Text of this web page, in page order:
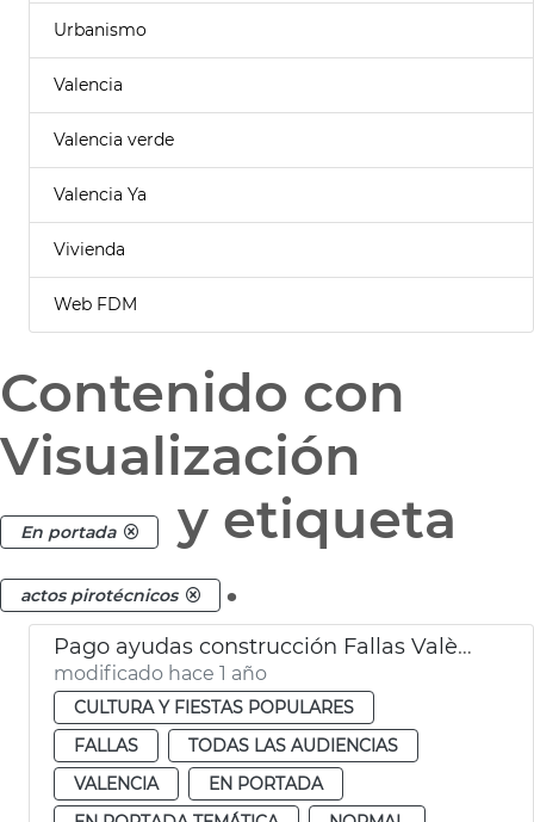
Urbanismo
Valencia
Valencia verde
Valencia Ya
Vivienda
Web FDM
Contenido con
Visualización
En portada y etiqueta
actos pirotécnicos .
Pago ayudas construcción Fallas València
modificado hace 1 año
CULTURA Y FIESTAS POPULARES
FALLAS
TODAS LAS AUDIENCIAS
VALENCIA
EN PORTADA